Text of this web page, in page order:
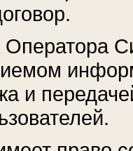
Оператора
и